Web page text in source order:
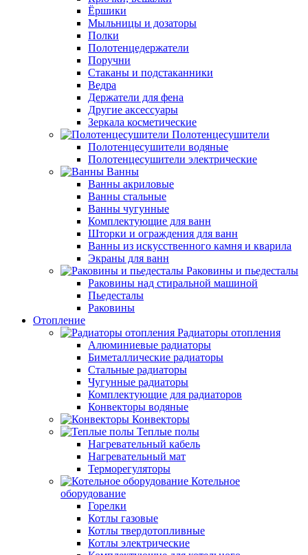
Ёршики
Мыльницы и дозаторы
Полки
Полотенцедержатели
Поручни
Стаканы и подстаканники
Ведра
Держатели для фена
Другие аксессуары
Зеркала косметические
Полотенцесушители
Полотенцесушители водяные
Полотенцесушители электрические
Ванны
Ванны акриловые
Ванны стальные
Ванны чугунные
Комплектующие для ванн
Шторки и ограждения для ванн
Ванны из искусственного камня и кварила
Экраны для ванн
Раковины и пьедесталы
Раковины над стиральной машиной
Пьедесталы
Раковины
Отопление
Радиаторы отопления
Алюминиевые радиаторы
Биметаллические радиаторы
Стальные радиаторы
Чугунные радиаторы
Комплектующие для радиаторов
Конвекторы водяные
Конвекторы
Теплые полы
Нагревательный кабель
Нагревательный мат
Терморегуляторы
Котельное
оборудование
Горелки
Котлы газовые
Котлы твердотопливные
Котлы электрические